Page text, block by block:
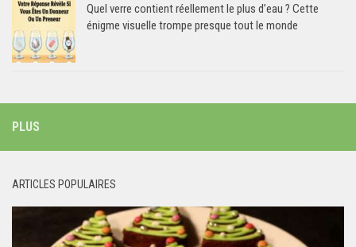
Quel verre contient réellement le plus d’eau ? Cette
énigme visuelle trompe presque tout le monde
PLUS
ARTICLES POPULAIRES